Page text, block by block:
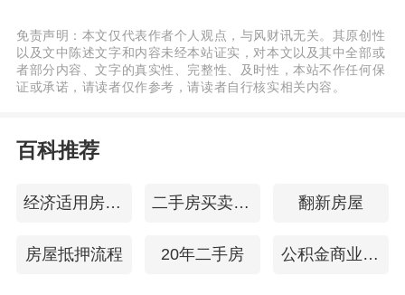
免责声明：本文仅代表作者个人观点，与风财讯无关。其原创性
以及文中陈述文字和内容未经本站证实，对本文以及其中全部或
者部分内容、文字的真实性、完整性、及时性，本站不作任何保
证或承诺，请读者仅作参考，请读者自行核实相关内容。
百科推荐
经济适用房购买条件 二手房买卖契税 翻新房屋
房屋抵押流程 20年二手房 公积金商业贷款